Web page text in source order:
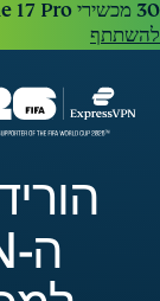
להשתתף